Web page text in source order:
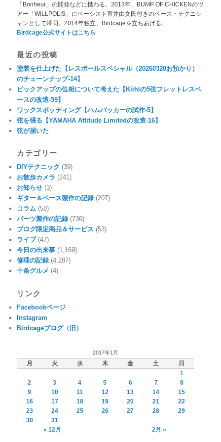
「Bonheur」の開発などに携わる。2013年、BUMP OF CHICKENのツ
アー「WILLPOLIS」にベーシスト直井由文氏付きのベース・テクニシ
ャンとして帯同。2014年独立、Birdcageを立ちあげる。
Birdcage公式サイトはこちら
最近の投稿
塗装を仕上げた【レスポールスペシャル（20260320お預かり）
のチューンナップ-14】
ピックアップの位相について考えた【Kiihlの5弦フレットレスベ
ースの改造-59】
ワックスポッティング【ハムバッカーの試作-5】
弦を張る【YAMAHA Attitude Limitedの改造-16】
弦が届いた
カテゴリー
DIYテクニック (39)
お散歩カメラ (241)
お知らせ (3)
ギター＆ベース製作の記録 (207)
コラム (58)
パーツ製作の記録 (736)
ブログ限定商品＆サービス (53)
ライブ(47)
今日の出来事 (1,169)
修理の記録 (4,287)
十条グルメ (4)
リンク
Facebookページ
Instagram
Birdcageブログ（旧）
2017年1月
月 火 水 木 金 土
日
1
2
3 4 5 6 7
8
9
10 11 12 13 14
15
16
17 18 19 20 21
22
23
24 25 26 27 28
29
30
31
« 12月
2月 »